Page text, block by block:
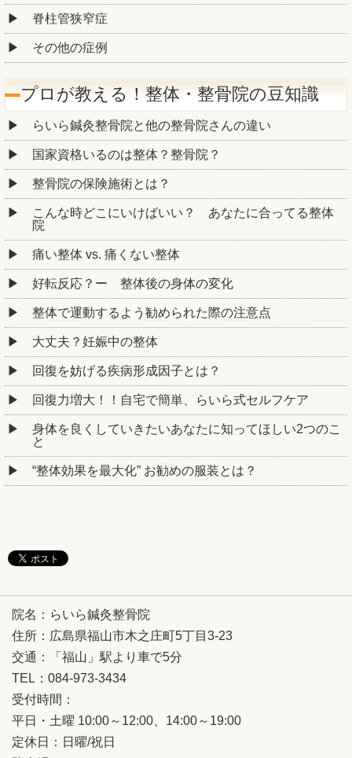
脊柱管狭窄症
その他の症例
プロが教える！整体・整骨院の豆知識
らいら鍼灸整骨院と他の整骨院さんの違い
国家資格いるのは整体？整骨院？
整骨院の保険施術とは？
こんな時どこにいけばいい？ あなたに合ってる整体
院
痛い整体 vs. 痛くない整体
好転反応？ー 整体後の身体の変化
整体で運動するよう勧められた際の注意点
大丈夫？妊娠中の整体
回復を妨げる疾病形成因子とは？
回復力増大！！自宅で簡単、らいら式セルフケア
身体を良くしていきたいあなたに知ってほしい2つのこ
と
“整体効果を最大化” お勧めの服装とは？
院名：らいら鍼灸整骨院
住所：広島県福山市木之庄町5丁目3-23
交通：「福山」駅より車で5分
TEL：084-973-3434
受付時間：
平日・土曜 10:00～12:00、14:00～19:00
定休日：日曜/祝日